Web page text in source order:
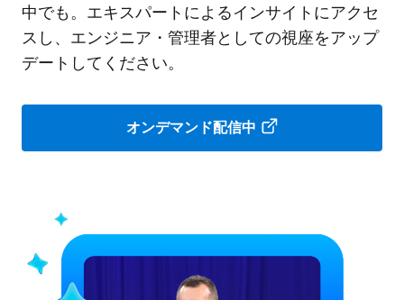
中でも。エキスパートによるインサイトにアクセ
スし、エンジニア・管理者としての視座をアップ
デートしてください。
オンデマンド配信中